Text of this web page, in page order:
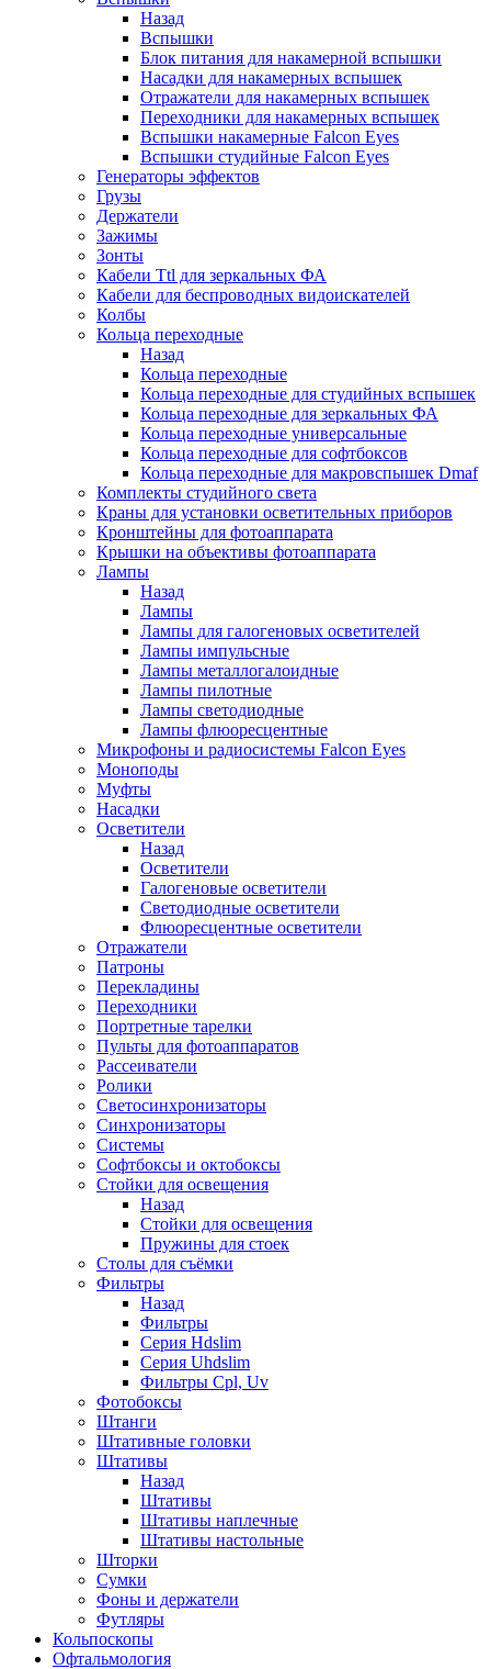
Назад
Вспышки
Блок питания для накамерной вспышки
Насадки для накамерных вспышек
Отражатели для накамерных вспышек
Переходники для накамерных вспышек
Вспышки накамерные Falcon Eyes
Вспышки студийные Falcon Eyes
Генераторы эффектов
Грузы
Держатели
Зажимы
Зонты
Кабели Ttl для зеркальных ФА
Кабели для беспроводных видоискателей
Колбы
Кольца переходные
Назад
Кольца переходные
Кольца переходные для студийных вспышек
Кольца переходные для зеркальных ФА
Кольца переходные универсальные
Кольца переходные для софтбоксов
Кольца переходные для макровспышек Dmaf
Комплекты студийного света
Краны для установки осветительных приборов
Кронштейны для фотоаппарата
Крышки на объективы фотоаппарата
Лампы
Назад
Лампы
Лампы для галогеновых осветителей
Лампы импульсные
Лампы металлогалоидные
Лампы пилотные
Лампы светодиодные
Лампы флюоресцентные
Микрофоны и радиосистемы Falcon Eyes
Моноподы
Муфты
Насадки
Осветители
Назад
Осветители
Галогеновые осветители
Светодиодные осветители
Флюоресцентные осветители
Отражатели
Патроны
Перекладины
Переходники
Портретные тарелки
Пульты для фотоаппаратов
Рассеиватели
Ролики
Светосинхронизаторы
Синхронизаторы
Системы
Софтбоксы и октобоксы
Стойки для освещения
Назад
Стойки для освещения
Пружины для стоек
Столы для съёмки
Фильтры
Назад
Фильтры
Серия Hdslim
Серия Uhdslim
Фильтры Cpl, Uv
Фотобоксы
Штанги
Штативные головки
Штативы
Назад
Штативы
Штативы наплечные
Штативы настольные
Шторки
Сумки
Фоны и держатели
Футляры
Кольпоскопы
Офтальмология